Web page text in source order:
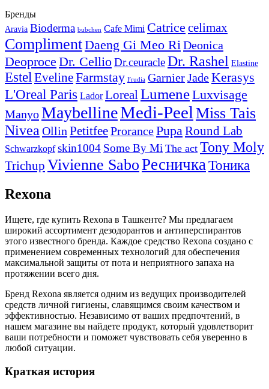
Бренды
Aravia Bioderma bubchen Cafe Mimi Catrice celimax
ComplimentDaeng Gi Meo RiDeonica
Deoproce Dr. CellioDr.ceuracleDr. Rashel Elastine
EstelEvelineFarmstay Frudia GarnierJadeKerasys
L'Oreal Paris Lador LorealLumeneLuxvisage
ManyoMaybellineMedi-Peel Miss Tais
NiveaOllin PetitfeeProrancePupaRound Lab
Schwarzkopf skin1004 Some By Mi The act Tony Moly
Trichup Vivienne SaboРесничкаТоника
Rexona
Ищете, где купить Rexona в Ташкенте? Мы предлагаем
широкий ассортимент дезодорантов и антиперспирантов
этого известного бренда. Каждое средство Rexona создано с
применением современных технологий для обеспечения
максимальной защиты от пота и неприятного запаха на
протяжении всего дня.
Бренд Rexona является одним из ведущих производителей
средств личной гигиены, славящимся своим качеством и
эффективностью. Независимо от ваших предпочтений, в
нашем магазине вы найдете продукт, который удовлетворит
ваши потребности и поможет чувствовать себя уверенно в
любой ситуации.
Краткая история